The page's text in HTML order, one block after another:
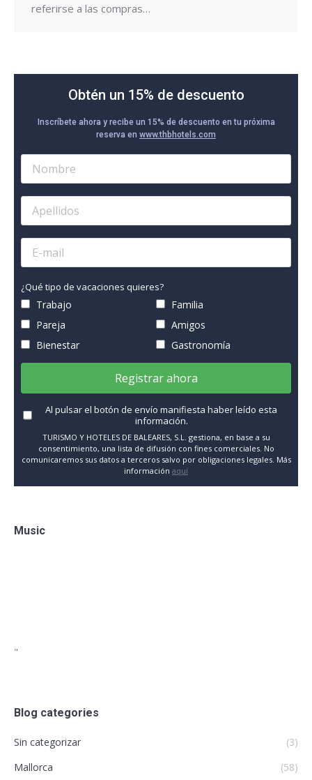
referirse a las compras…
Obtén un 15% de descuento
Inscríbete ahora y recibe un 15% de descuento en tu próxima
reserva en www.thbhotels.com
¿Qué tipo de vacaciones quieres?
Trabajo
Familia
Pareja
Amigos
Bienestar
Gastronomía
Registrar ahora
Al pulsar el botón de envío manifiesta haber leído esta
información.
TURISMO Y HOTELES DE BALEARES, S.L. gestiona, en base a su
consentimiento, una lista de difusión con fines comerciales. No
comunicaremos sus datos a terceros salvo por obligaciones legales. Más
información aquí
Music
"
Blog categories
Sin categorizar
(3)
Mallorca
(58)